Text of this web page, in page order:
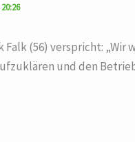
Falk (56) verspricht:
und den